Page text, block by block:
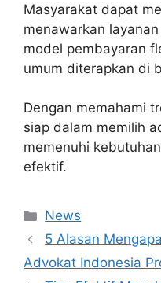
Masyarakat dapat
menawarkan
model pembayaran
umum diterapkan di
Dengan memahami
siap dalam memilih
memenuhi
efektif.
Categories
News
5 Alasan
Advokat Indonesia